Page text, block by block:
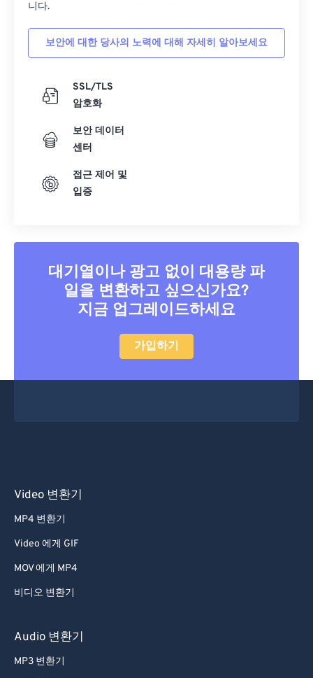
니다.
보안에 대한 당사의 노력에 대해 자세히 알아보세요
SSL/TLS
암호화
보안 데이터
센터
접근 제어 및
입증
대기열이나 광고 없이 대용량 파
일을 변환하고 싶으신가요?
지금 업그레이드하세요
가입하기
Video 변환기
MP4 변환기
Video 에게 GIF
MOV 에게 MP4
비디오 변환기
Audio 변환기
MP3 변환기